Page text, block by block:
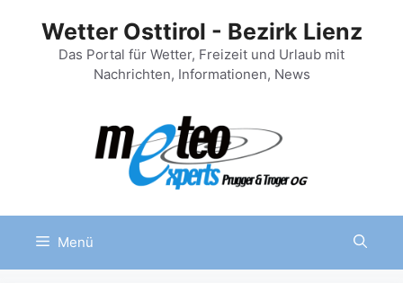
springen
Wetter Osttirol - Bezirk Lienz
Das Portal für Wetter, Freizeit und Urlaub mit
Nachrichten, Informationen, News
Menü